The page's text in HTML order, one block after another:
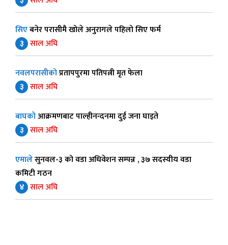
सिएबनेर परासीमै खोले अनुरागले पहिलो सिए फर्म
३ साल अघि
नवलपरासीकोप्रतापपुरमा पतिपत्नी मृत फेला
३ साल अघि
बाघकोआक्रमणबाट पाल्हीनन्दनमा दुई जना घाइते
३ साल अघि
एमालेसुनवल-३ को वडा अधिवेशन सम्पन्न , ३७ सदस्यीय वडा
कमिटी गठन
४ साल अघि